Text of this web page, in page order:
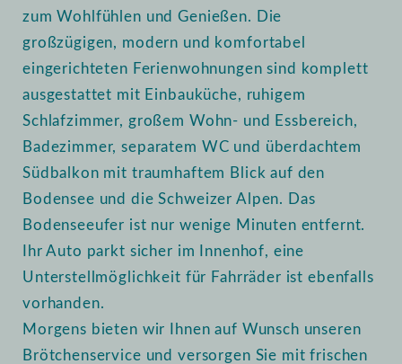
zum Wohlfühlen und Genießen. Die
großzügigen, modern und komfortabel
eingerichteten Ferienwohnungen sind komplett
ausgestattet mit Einbauküche, ruhigem
Schlafzimmer, großem Wohn- und Essbereich,
Badezimmer, separatem WC und überdachtem
Südbalkon mit traumhaftem Blick auf den
Bodensee und die Schweizer Alpen. Das
Bodenseeufer ist nur wenige Minuten entfernt.
Ihr Auto parkt sicher im Innenhof, eine
Unterstellmöglichkeit für Fahrräder ist ebenfalls
vorhanden.
Morgens bieten wir Ihnen auf Wunsch unseren
Brötchenservice und versorgen Sie mit frischen